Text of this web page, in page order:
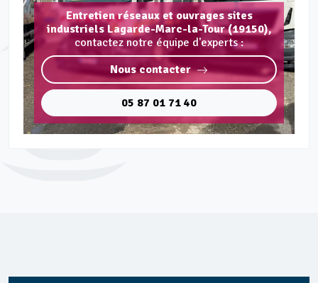
Entretien réseaux et ouvrages sites
industriels Lagarde-Marc-la-Tour (19150),
contactez notre équipe d'experts :
Nous contacter
05 87 01 71 40